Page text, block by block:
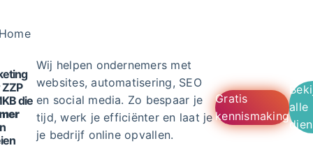
die
Wij helpen ondernemers met
websites, automatisering, SEO
en social media. Zo bespaar je
tijd, werk je efficiënter en laat je
je bedrijf online opvallen.
Gratis
kennismaking
alle